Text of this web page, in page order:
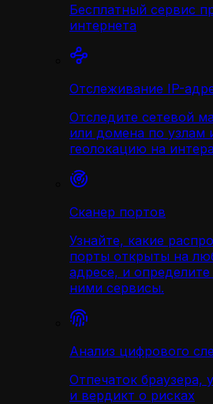
Бесплатный сервис
интернета
Отслеживание IP-
Отследите сетевой
или домена по узлам
геолокацию на
Сканер портов
Узнайте, какие
порты открыты на
адресе, и
ними сервисы.
Анализ цифрового
Отпечаток браузера,
и вердикт о рисках